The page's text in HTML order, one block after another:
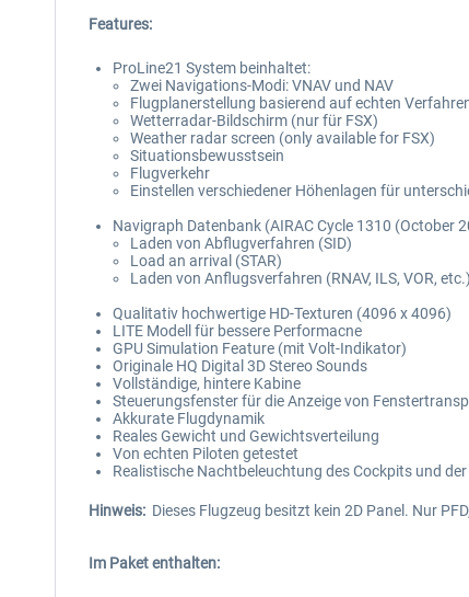
Features:
ProLine21 System beinhaltet:
Zwei Navigations-Modi: VNAV und NAV
Flugplanerstellung basierend auf echten
Wetterradar-Bildschirm (nur für FSX)
Weather radar screen (only available for FSX)
Situationsbewusstsein
Flugverkehr
Einstellen verschiedener Höhenlagen für
Navigraph Datenbank (AIRAC Cycle 1310 (October
Laden von Abflugverfahren (SID)
Load an arrival (STAR)
Laden von Anflugsverfahren (RNAV, ILS, VOR, etc.)
Qualitativ hochwertige HD-Texturen (4096 x 4096)
LITE Modell für bessere Performacne
GPU Simulation Feature (mit Volt-Indikator)
Originale HQ Digital 3D Stereo Sounds
Vollständige, hintere Kabine
Steuerungsfenster für die Anzeige von
Akkurate Flugdynamik
Reales Gewicht und Gewichtsverteilung
Von echten Piloten getestet
Realistische Nachtbeleuchtung des Cockpits und
Hinweis: Dieses Flugzeug besitzt kein 2D Panel. Nur
Im Paket enthalten: